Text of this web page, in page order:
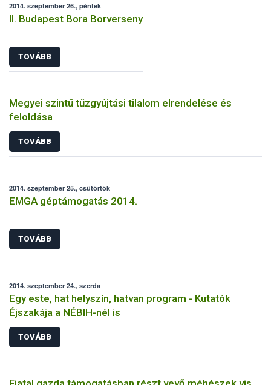
2014. szeptember 26., péntek
II. Budapest Bora Borverseny
TOVÁBB
Megyei szintű tűzgyújtási tilalom elrendelése és
feloldása
TOVÁBB
2014. szeptember 25., csütörtök
EMGA géptámogatás 2014.
TOVÁBB
2014. szeptember 24., szerda
Egy este, hat helyszín, hatvan program - Kutatók
Éjszakája a NÉBIH-nél is
TOVÁBB